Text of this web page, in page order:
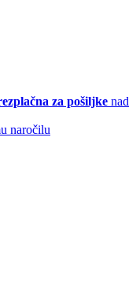
za pošiljke nad
naročilu